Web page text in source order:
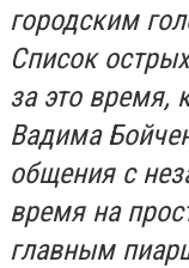
городским
Список
за это
Вадима
общения с
время на
главным